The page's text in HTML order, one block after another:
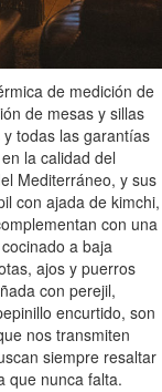
de medición de
de mesas y sillas
todas las garantías
la calidad del
Mediterráneo, y sus
con ajada de kimchi,
con una
a baja
ajos y puerros
con perejil,
encurtido, son
nos transmiten
siempre resaltar
que nunca falta.